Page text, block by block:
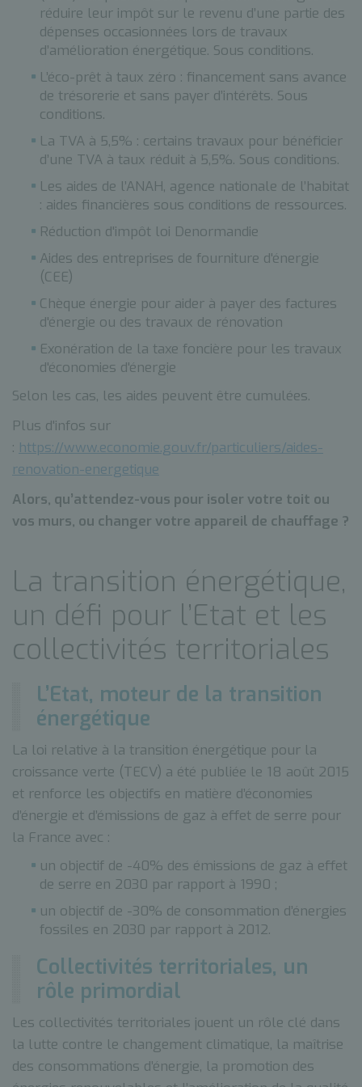
réduire leur impôt sur le revenu d’une partie des
dépenses occasionnées lors de travaux
d’amélioration énergétique. Sous conditions.
L’éco-prêt à taux zéro : financement sans avance
de trésorerie et sans payer d’intérêts. Sous
conditions.
La TVA à 5,5% : certains travaux pour bénéficier
d’une TVA à taux réduit à 5,5%. Sous conditions.
Les aides de l’ANAH, agence nationale de l’habitat
: aides financières sous conditions de ressources.
Réduction d'impôt loi Denormandie
Aides des entreprises de fourniture d'énergie
(CEE)
Chèque énergie pour aider à payer des factures
d'énergie ou des travaux de rénovation
Exonération de la taxe foncière pour les travaux
d'économies d'énergie
Selon les cas, les aides peuvent être cumulées.
Plus d'infos sur
: https://www.economie.gouv.fr/particuliers/aides-
renovation-energetique
Alors, qu’attendez-vous pour isoler votre toit ou
vos murs, ou changer votre appareil de chauffage ?
La transition énergétique,
un défi pour l’Etat et les
collectivités territoriales
L’Etat, moteur de la transition
énergétique
La loi relative à la transition énergétique pour la
croissance verte (TECV) a été publiée le 18 août 2015
et renforce les objectifs en matière d’économies
d’énergie et d’émissions de gaz à effet de serre pour
la France avec :
un objectif de -40% des émissions de gaz à effet
de serre en 2030 par rapport à 1990 ;
un objectif de -30% de consommation d’énergies
fossiles en 2030 par rapport à 2012.
Collectivités territoriales, un
rôle primordial
Les collectivités territoriales jouent un rôle clé dans
la lutte contre le changement climatique, la maîtrise
des consommations d’énergie, la promotion des